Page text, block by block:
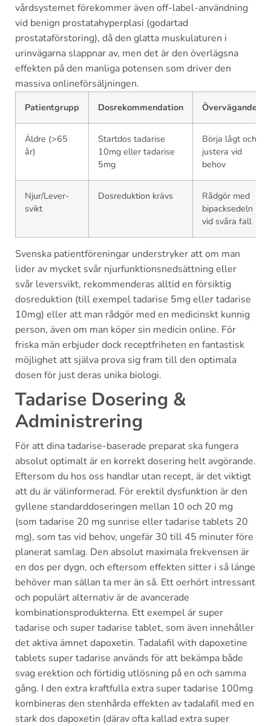
vårdsystemet förekommer även off-label-användning
vid benign prostatahyperplasi (godartad
prostataförstoring), då den glatta muskulaturen i
urinvägarna slappnar av, men det är den överlägsna
effekten på den manliga potensen som driver den
massiva onlineförsäljningen.
Patientgrupp Dosrekommendation Överväganden
Äldre (>65
år)
Startdos tadarise
10mg eller tadarise
5mg
Börja lågt och
justera vid
behov
Njur/Lever-
svikt
Dosreduktion krävs
Rådgör med
bipacksedeln
vid svåra fall
Svenska patientföreningar understryker att om man
lider av mycket svår njurfunktionsnedsättning eller
svår leversvikt, rekommenderas alltid en försiktig
dosreduktion (till exempel tadarise 5mg eller tadarise
10mg) eller att man rådgör med en medicinskt kunnig
person, även om man köper sin medicin online. För
friska män erbjuder dock receptfriheten en fantastisk
möjlighet att själva prova sig fram till den optimala
dosen för just deras unika biologi.
Tadarise Dosering &
Administrering
För att dina tadarise-baserade preparat ska fungera
absolut optimalt är en korrekt dosering helt avgörande.
Eftersom du hos oss handlar utan recept, är det viktigt
att du är välinformerad. För erektil dysfunktion är den
gyllene standarddoseringen mellan 10 och 20 mg
(som tadarise 20 mg sunrise eller tadarise tablets 20
mg), som tas vid behov, ungefär 30 till 45 minuter före
planerat samlag. Den absolut maximala frekvensen är
en dos per dygn, och eftersom effekten sitter i så länge
behöver man sällan ta mer än så. Ett oerhört intressant
och populärt alternativ är de avancerade
kombinationsprodukterna. Ett exempel är super
tadarise och super tadarise tablet, som även innehåller
det aktiva ämnet dapoxetin. Tadalafil with dapoxetine
tablets super tadarise används för att bekämpa både
svag erektion och förtidig utlösning på en och samma
gång. I den extra kraftfulla extra super tadarise 100mg
kombineras den stenhårda effekten av tadalafil med en
stark dos dapoxetin (därav ofta kallad extra super